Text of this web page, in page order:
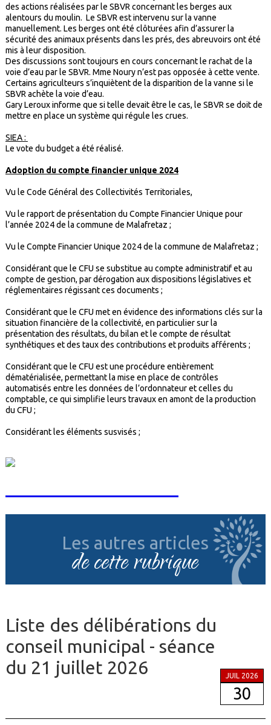
des actions réalisées par le SBVR concernant les berges aux
alentours du moulin. Le SBVR est intervenu sur la vanne
manuellement. Les berges ont été clôturées afin d’assurer la
sécurité des animaux présents dans les prés, des abreuvoirs ont été
mis à leur disposition.
Des discussions sont toujours en cours concernant le rachat de la
voie d’eau par le SBVR. Mme Noury n’est pas opposée à cette vente.
Certains agriculteurs s’inquiètent de la disparition de la vanne si le
SBVR achète la voie d’eau.
Gary Leroux informe que si telle devait être le cas, le SBVR se doit de
mettre en place un système qui régule les crues.
SIEA :
Le vote du budget a été réalisé.
Adoption du compte financier unique 2024
Vu le Code Général des Collectivités Territoriales,
Vu le rapport de présentation du Compte Financier Unique pour
l’année 2024 de la commune de Malafretaz ;
Vu le Compte Financier Unique 2024 de la commune de Malafretaz ;
Considérant que le CFU se substitue au compte administratif et au
compte de gestion, par dérogation aux dispositions législatives et
réglementaires régissant ces documents ;
Considérant que le CFU met en évidence des informations clés sur la
situation financière de la collectivité, en particulier sur la
présentation des résultats, du bilan et le compte de résultat
synthétiques et des taux des contributions et produits afférents ;
Considérant que le CFU est une procédure entièrement
dématérialisée, permettant la mise en place de contrôles
automatisés entre les données de l’ordonnateur et celles du
comptable, ce qui simplifie leurs travaux en amont de la production
du CFU ;
Considérant les éléments susvisés ;
Les autres articles
de cette rubrique
Liste des délibérations du
conseil municipal - séance
du 21 juillet 2026
JUIL 2026
30